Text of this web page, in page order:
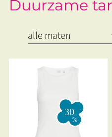
Duurzame